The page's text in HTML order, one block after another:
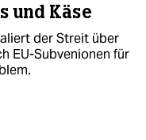
und Käse
der Streit über
EU-Subvenionen für